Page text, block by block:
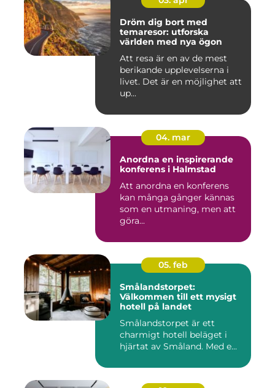
Dröm dig bort med
temaresor: utforska
världen med nya ögon
Att resa är en av de mest
berikande upplevelserna i
livet. Det är en möjlighet att
up...
04. mar
Anordna en inspirerande
konferens i Halmstad
Att anordna en konferens
kan många gånger kännas
som en utmaning, men att
göra...
05. feb
Smålandstorpet:
Välkommen till ett mysigt
hotell på landet
Smålandstorpet är ett
charmigt hotell beläget i
hjärtat av Småland. Med e...